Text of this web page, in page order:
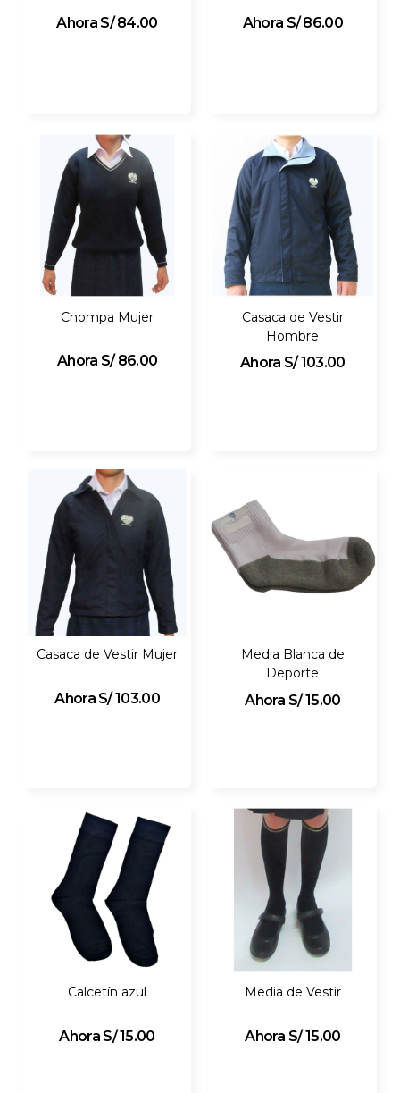
S/ 84.00 S/ 86.00
Chompa Mujer
S/ 86.00
Casaca de Vestir
Hombre
S/ 103.00
Casaca de Vestir Mujer
S/ 103.00
Media Blanca de
Deporte
S/ 15.00
Calcetín azul
S/ 15.00
Media de Vestir
S/ 15.00